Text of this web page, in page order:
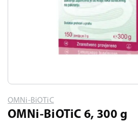
OMNi-BiOTiC
OMNi-BiOTiC 6, 300 g